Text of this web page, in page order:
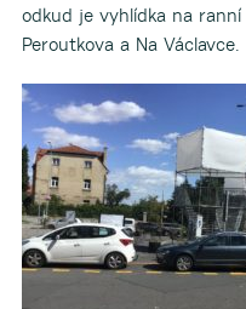
odkud je vyhlídka na
Peroutkova a Na Václavce.